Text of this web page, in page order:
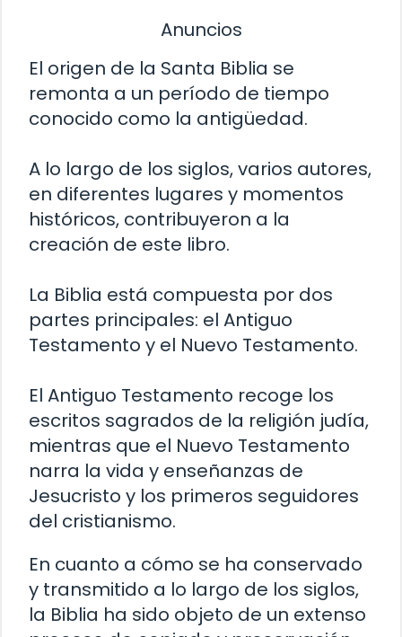
Anuncios
El origen de la Santa Biblia se
remonta a un período de tiempo
conocido como la antigüedad.
A lo largo de los siglos, varios autores,
en diferentes lugares y momentos
históricos, contribuyeron a la
creación de este libro.
La Biblia está compuesta por dos
partes principales: el Antiguo
Testamento y el Nuevo Testamento.
El Antiguo Testamento recoge los
escritos sagrados de la religión judía,
mientras que el Nuevo Testamento
narra la vida y enseñanzas de
Jesucristo y los primeros seguidores
del cristianismo.
En cuanto a cómo se ha conservado
y transmitido a lo largo de los siglos,
la Biblia ha sido objeto de un extenso